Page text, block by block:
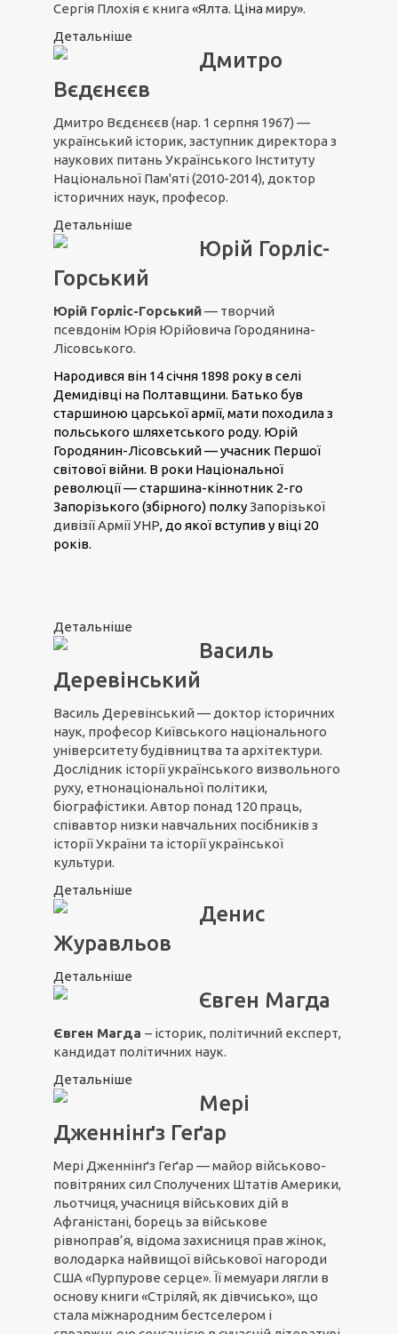
Сергія Плохія є книга «Ялта. Ціна миру».
Детальніше
Дмитро
Вєдєнєєв
Дмитро Вєдєнєєв (нар. 1 серпня 1967) —
український історик, заступник директора з
наукових питань Українського Інституту
Національної Пам'яті (2010-2014), доктор
історичних наук, професор.
Детальніше
Юрій Горліс-
Горський
Юрій Горліс-Горський— творчий
псевдонім Юрія Юрійовича Городянина-
Лісовського.
Народився він 14 січня 1898 року в селі
Демидівці на Полтавщини. Батько був
старшиною царської армії, мати походила з
польського шляхетського роду. Юрій
Городянин-Лісовський — учасник Першої
світової війни. В роки Національної
революції — старшина-кіннотник 2-го
Запорізького (збірного) полкуЗапорізької
дивізії Армії УНР, до якої вступив у віці 20
років.
Детальніше
Василь
Деревінський
Василь Деревінський — доктор історичних
наук, професор Київського національного
університету будівництва та архітектури.
Дослідник історії українського визвольного
руху, етнонаціональної політики,
біографістики. Автор понад 120 праць,
співавтор низки навчальних посібників з
історії України та історії української
культури.
Детальніше
Денис
Журавльов
Детальніше
Євген Магда
Євген Магда – історик, політичний експерт,
кандидат політичних наук.
Детальніше
Мері
Дженнінґз Геґар
Мері Дженнінґз Геґар — майор військово-
повітряних сил Сполучених Штатів Америки,
льотчиця, учасниця військових дій в
Афганістані, борець за військове
рівноправ’я, відома захисниця прав жінок,
володарка найвищої військової нагороди
США «Пурпурове серце». Її мемуари лягли в
основу книги «Стріляй, як дівчисько», що
стала міжнародним бестселером і